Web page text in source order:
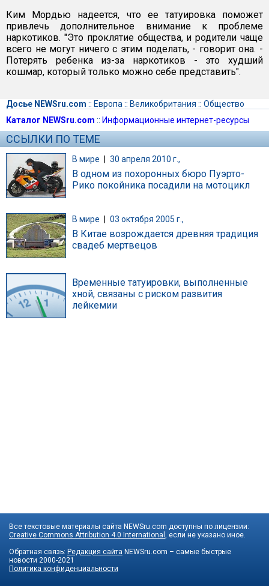
Ким Мордью надеется, что ее татуировка поможет
привлечь дополнительное внимание к проблеме
наркотиков. "Это проклятие общества, и родители чаще
всего не могут ничего с этим поделать, - говорит она. -
Потерять ребенка из-за наркотиков - это худший
кошмар, который только можно себе представить".
Досье NEWSru.com :: Европа :: Великобритания :: Общество
Каталог NEWSru.com :: Информационные интернет-ресурсы
ССЫЛКИ ПО ТЕМЕ
В мире | 30 апреля 2010 г.,
В одном из похоронных бюро Пуэрто-
Рико покойника посадили на мотоцикл
В мире 03 октября 2005 г.,
В Китае возрождается древняя традиция
свадеб мертвецов
Временные татуировки, выполненные
хной, связаны с риском развития
лейкемии
Все текстовые материалы сайта NEWSru.com доступны по лицензии:
Creative Commons Attribution 4.0 International , если не указано иное.
Обратная связь: Редакция сайта NEWSru.com – самые быстрые
новости 2000-2021
Политика конфиденциальности